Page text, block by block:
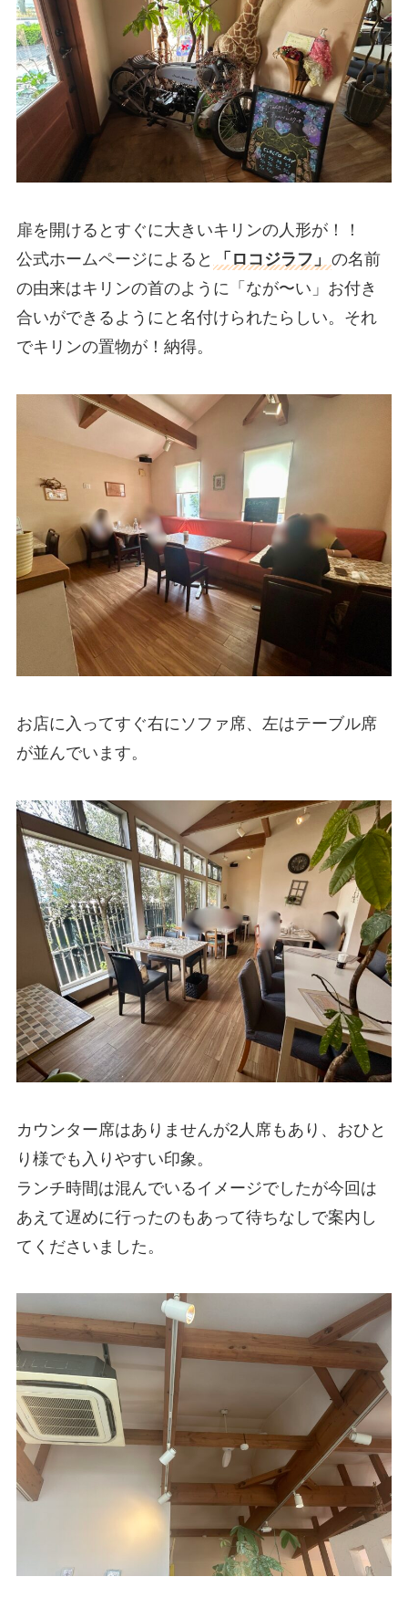
扉を開けるとすぐに大きいキリンの人形が！！
公式ホームページによると
「ロコジラフ」 の名前
の由来はキリンの首のように「なが〜い」お付き
合いができるようにと名付けられたらしい。それ
でキリンの置物が！納得。
お店に入ってすぐ右にソファ席、左はテーブル席
が並んでいます。
カウンター席はありませんが2人席もあり、おひと
り様でも入りやすい印象。
ランチ時間は混んでいるイメージでしたが今回は
あえて遅めに行ったのもあって待ちなしで案内し
てくださいました。